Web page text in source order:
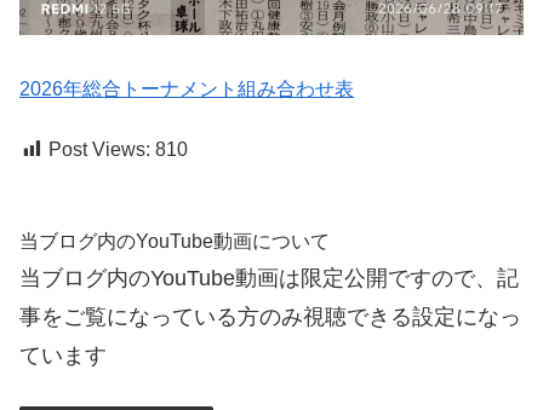
2026年総合トーナメント組み合わせ表
Post Views: 810
当ブログ内のYouTube動画について
当ブログ内のYouTube動画は限定公開ですので、記
事をご覧になっている方のみ視聴できる設定になっ
ています